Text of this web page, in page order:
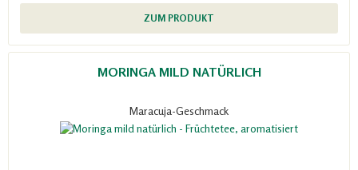
ZUM PRODUKT
MORINGA MILD NATÜRLICH
Maracuja-Geschmack